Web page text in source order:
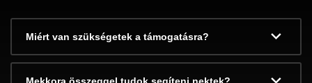
Miért van szükségetek a támogatásra?